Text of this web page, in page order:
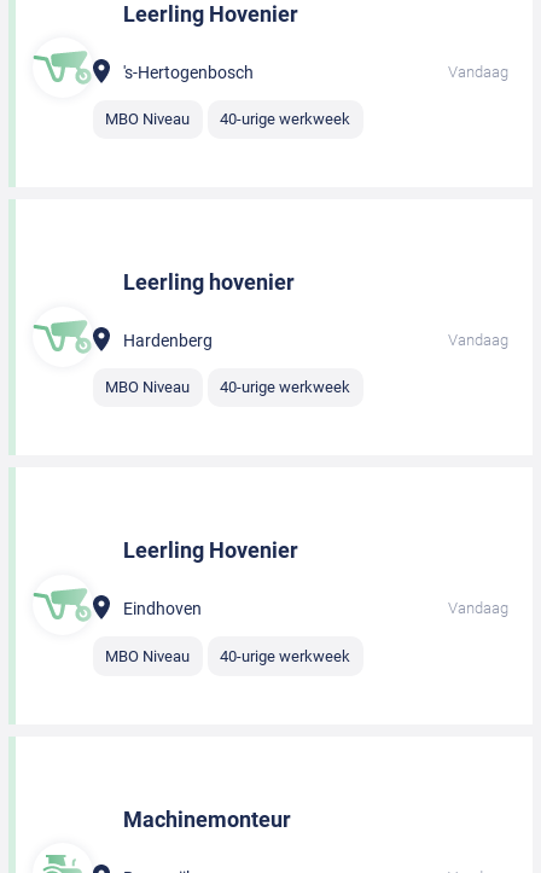
Leerling Hovenier
's-Hertogenbosch Vandaag
MBO Niveau 40-urige werkweek
Leerling hovenier
Hardenberg Vandaag
MBO Niveau 40-urige werkweek
Leerling Hovenier
Eindhoven Vandaag
MBO Niveau 40-urige werkweek
Machinemonteur